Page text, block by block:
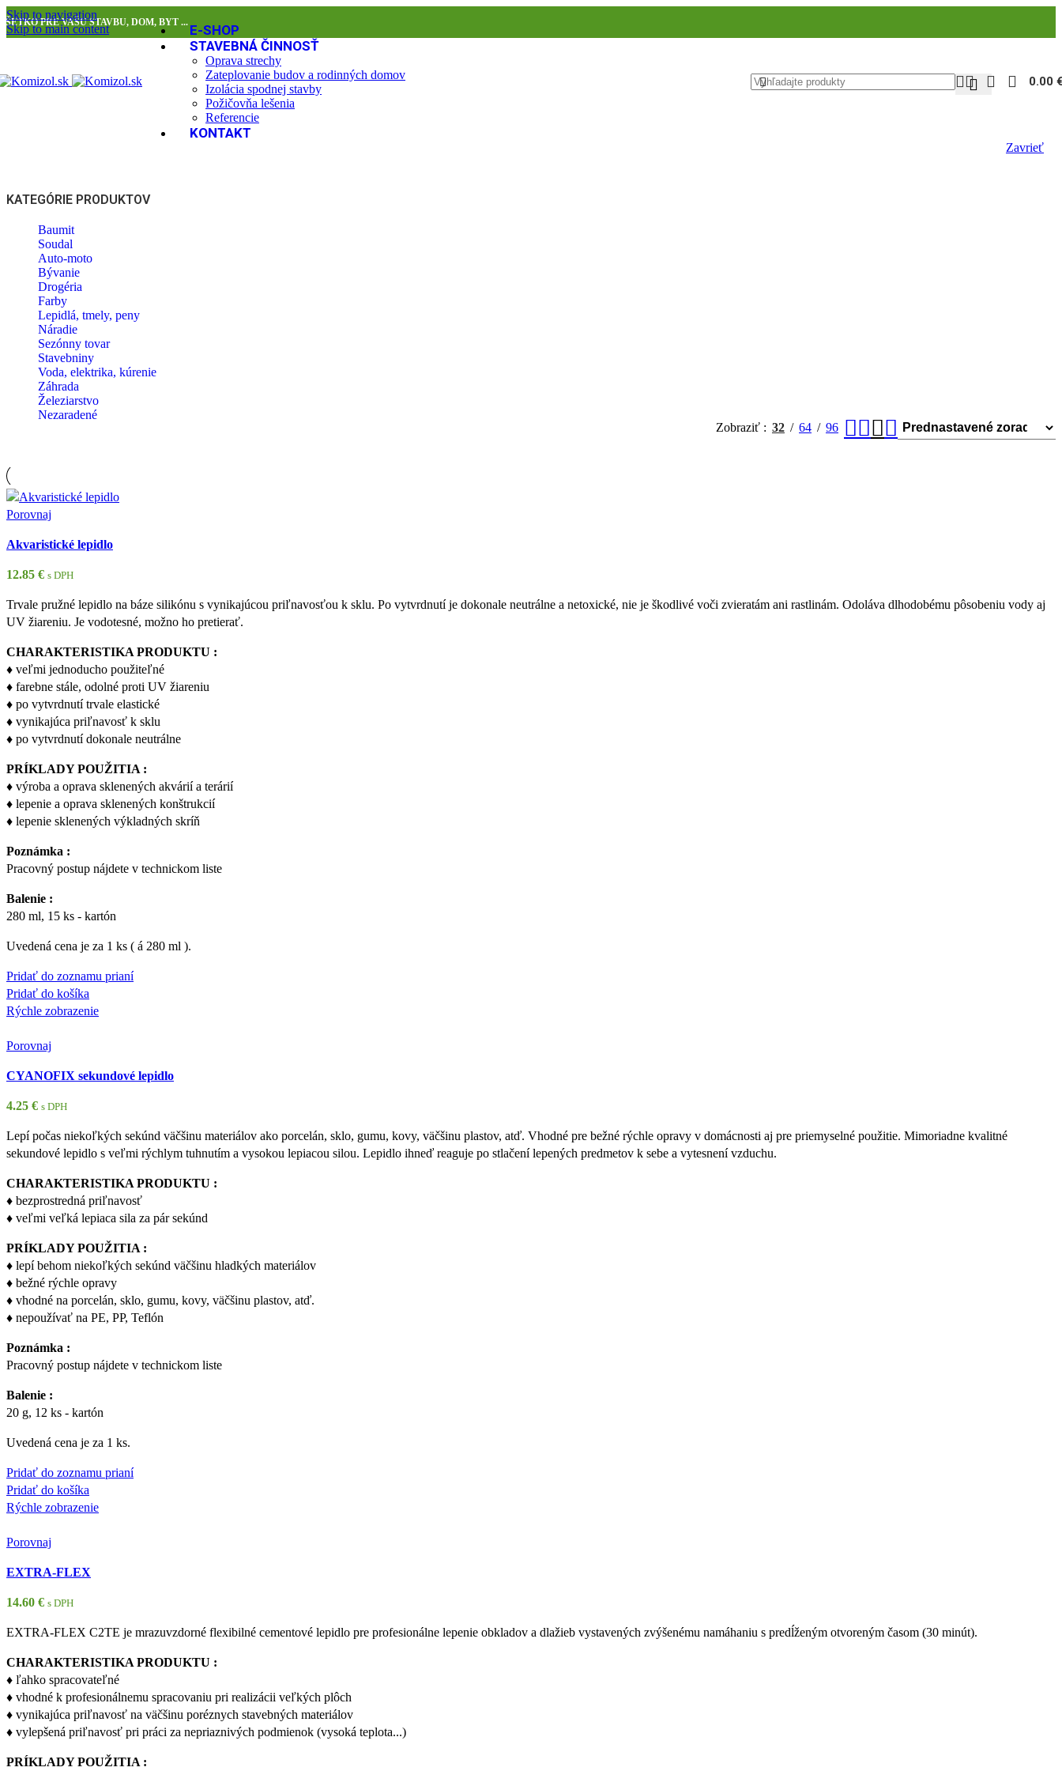
Skip to navigation
Skip to main content
PRE VAŠU STAVBU, DOM, BYT ... E-SHOP
STAVEBNÁ ČINNOSŤ
Oprava strechy
Zateplovanie budov a rodinných domov
Izolácia spodnej stavby
Požičovňa lešenia
Referencie
KONTAKT
0.00
Zavrieť
KATEGÓRIE PRODUKTOV
Baumit
Soudal
Auto-moto
Bývanie
Drogéria
Farby
Lepidlá, tmely, peny
Náradie
Sezónny tovar
Stavebniny
Voda, elektrika, kúrenie
Záhrada
Železiarstvo
Nezaradené
Zobraziť
32 64 96
Porovnaj
Akvaristické lepidlo
12.85 € s DPH
Trvale pružné lepidlo na báze silikónu s vynikajúcou priľnavosťou k sklu. Po vytvrdnutí je dokonale neutrálne a netoxické, nie je škodlivé voči zvieratám ani rastlinám. Odoláva dlhodobému pôsobeniu vody aj
UV žiareniu. Je vodotesné, možno ho pretierať.
CHARAKTERISTIKA PRODUKTU :
♦ veľmi jednoducho použiteľné
♦ farebne stále, odolné proti UV žiareniu
♦ po vytvrdnutí trvale elastické
♦ vynikajúca priľnavosť k sklu
♦ po vytvrdnutí dokonale neutrálne
PRÍKLADY POUŽITIA :
♦ výroba a oprava sklenených akvárií a terárií
♦ lepenie a oprava sklenených konštrukcií
♦ lepenie sklenených výkladných skríň
Poznámka :
Pracovný postup nájdete v technickom liste
Balenie :
280 ml, 15 ks - kartón
Uvedená cena je za 1 ks ( á 280 ml ).
Pridať do zoznamu prianí
Pridať do košíka
Rýchle zobrazenie
Porovnaj
CYANOFIX sekundové lepidlo
4.25 € s DPH
Lepí počas niekoľkých sekúnd väčšinu materiálov ako porcelán, sklo, gumu, kovy, väčšinu plastov, atď. Vhodné pre bežné rýchle opravy v domácnosti aj pre priemyselné použitie. Mimoriadne kvalitné
sekundové lepidlo s veľmi rýchlym tuhnutím a vysokou lepiacou silou. Lepidlo ihneď reaguje po stlačení lepených predmetov k sebe a vytesnení vzduchu.
CHARAKTERISTIKA PRODUKTU :
♦ bezprostredná priľnavosť
♦ veľmi veľká lepiaca sila za pár sekúnd
PRÍKLADY POUŽITIA :
♦ lepí behom niekoľkých sekúnd väčšinu hladkých materiálov
♦ bežné rýchle opravy
♦ vhodné na porcelán, sklo, gumu, kovy, väčšinu plastov, atď.
♦ nepoužívať na PE, PP, Teflón
Poznámka :
Pracovný postup nájdete v technickom liste
Balenie :
20 g, 12 ks - kartón
Uvedená cena je za 1 ks.
Pridať do zoznamu prianí
Pridať do košíka
Rýchle zobrazenie
Porovnaj
EXTRA-FLEX
14.60 € s DPH
EXTRA-FLEX C2TE je mrazuvzdorné flexibilné cementové lepidlo pre profesionálne lepenie obkladov a dlažieb vystavených zvýšenému namáhaniu s predĺženým otvoreným časom (30 minút).
CHARAKTERISTIKA PRODUKTU :
♦ ľahko spracovateľné
♦ vhodné k profesionálnemu spracovaniu pri realizácii veľkých plôch
♦ vynikajúca priľnavosť na väčšinu poréznych stavebných materiálov
♦ vylepšená priľnavosť pri práci za nepriaznivých podmienok (vysoká teplota...)
PRÍKLADY POUŽITIA :